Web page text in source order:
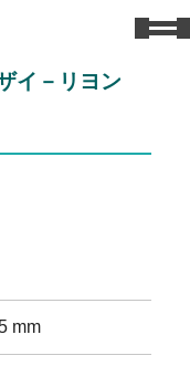
イ－リヨン
mm